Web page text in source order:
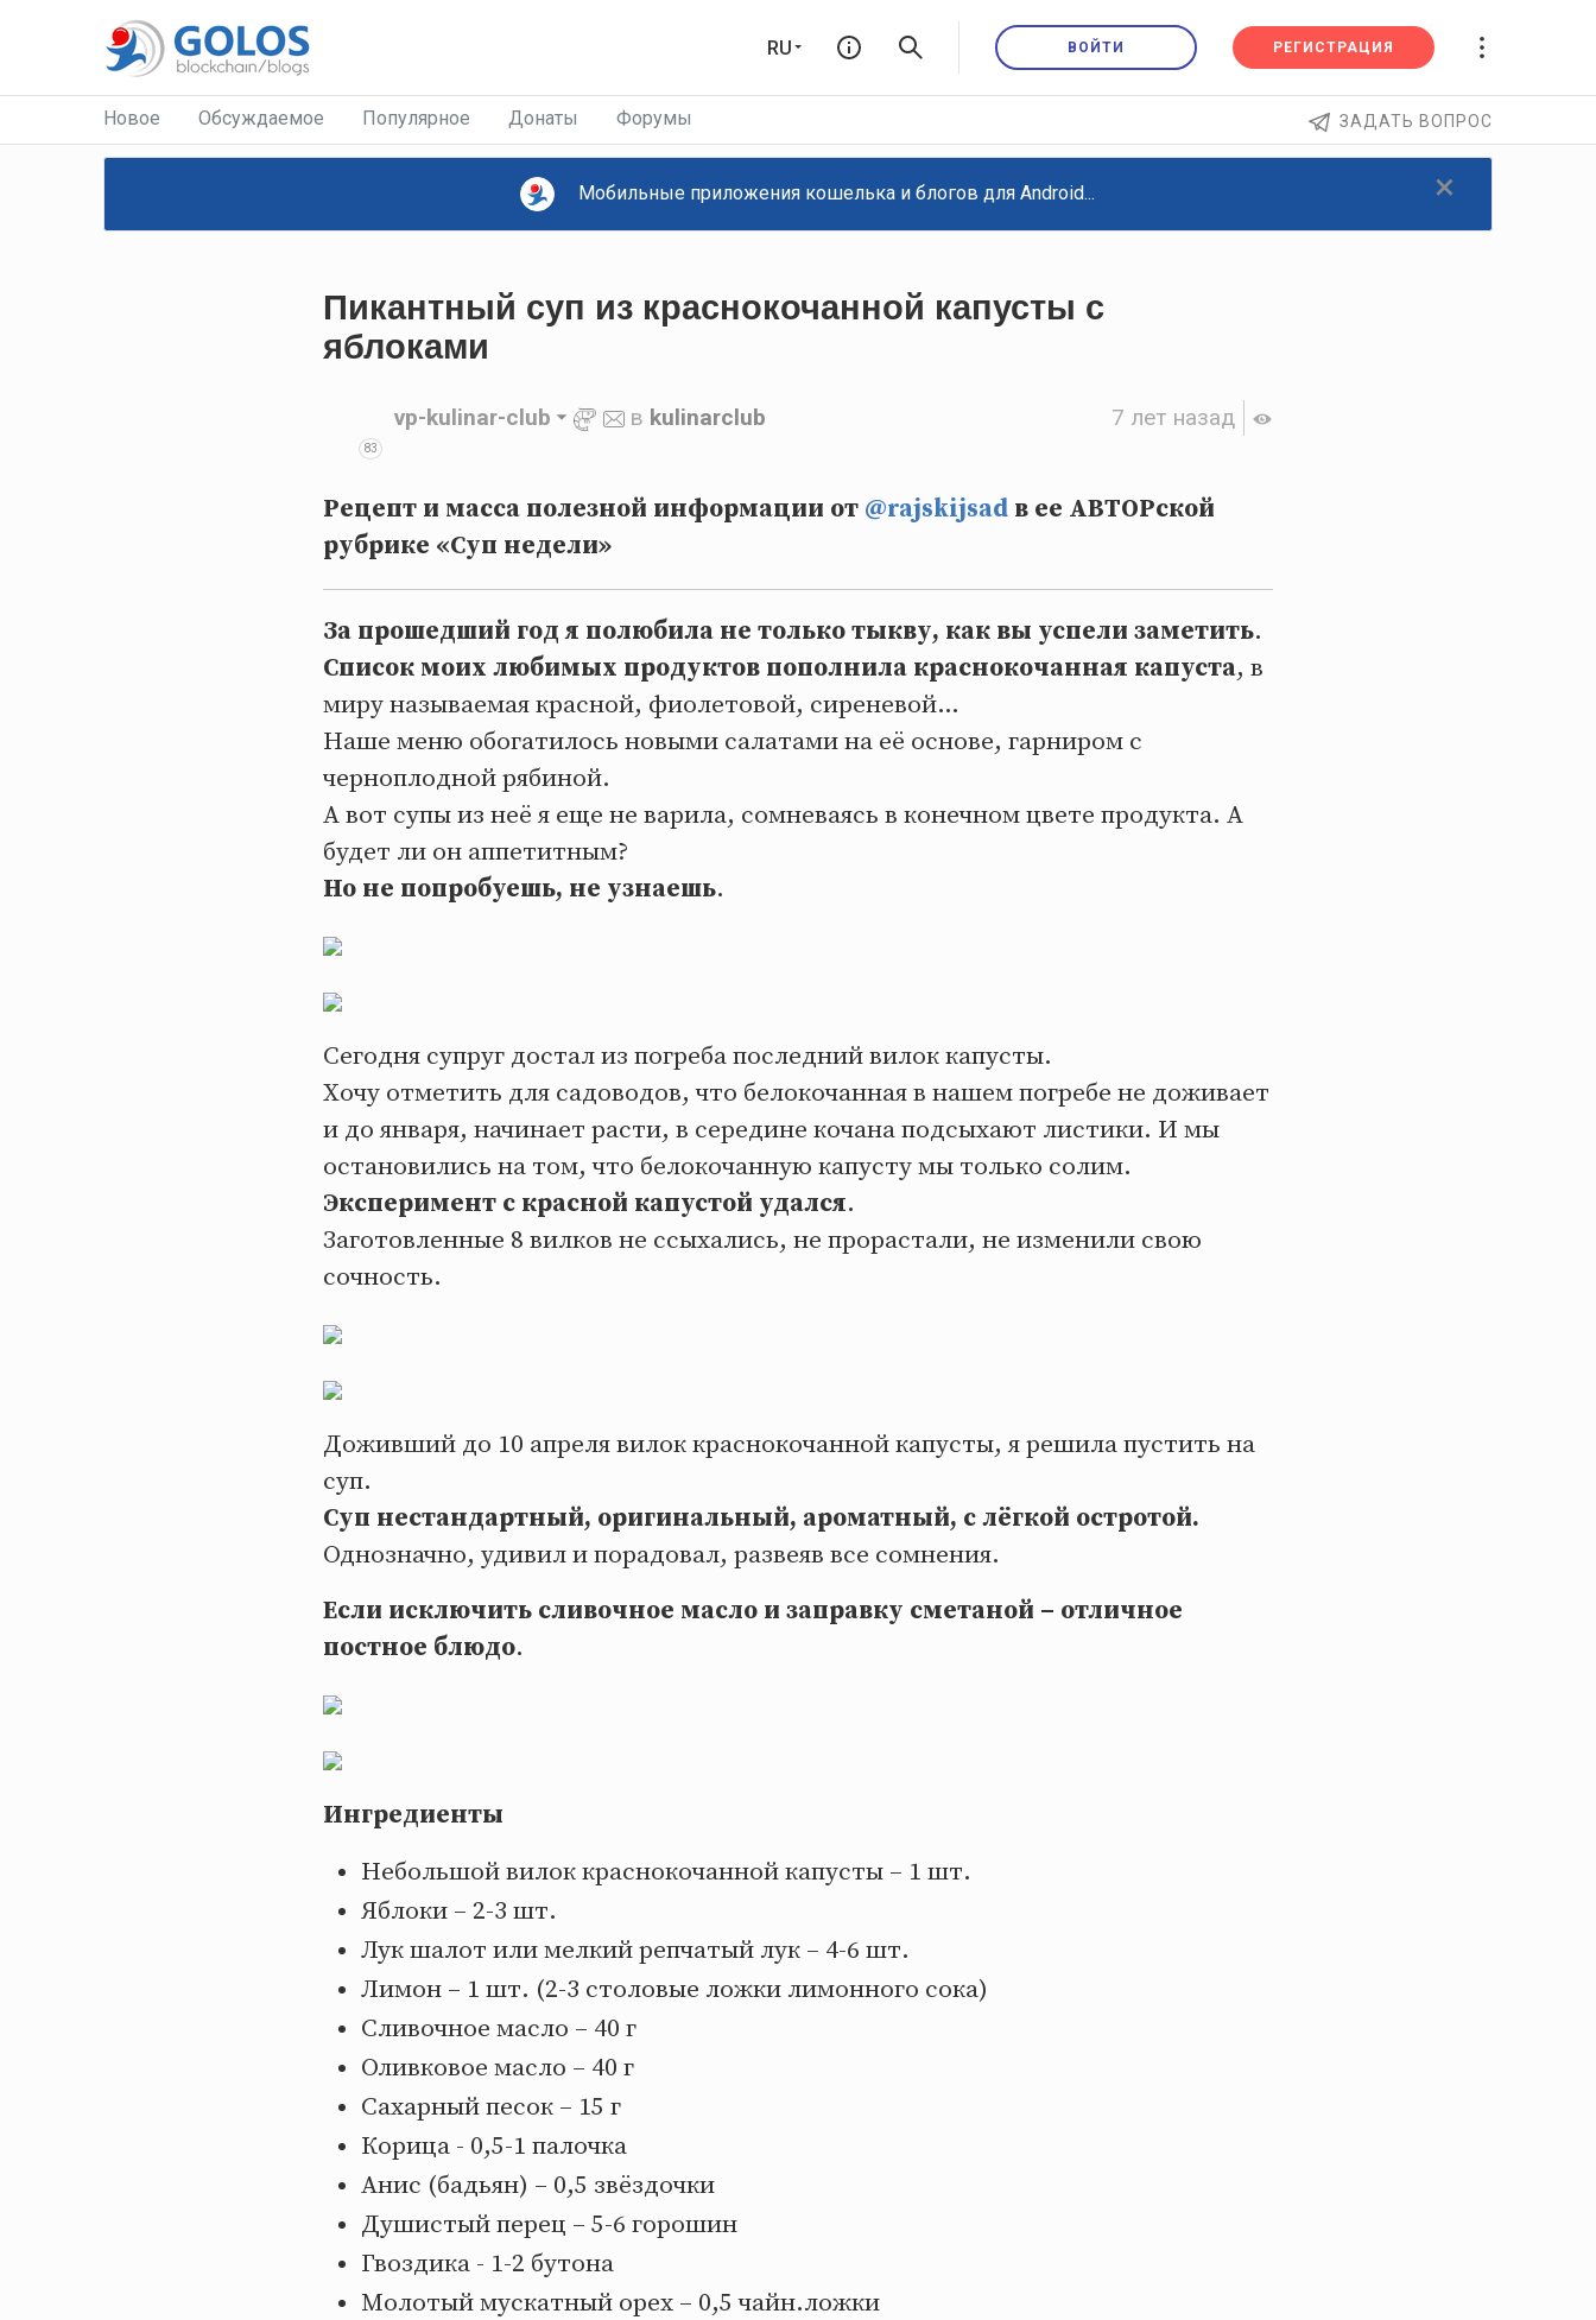
RU ВОЙТИ РЕГИСТРАЦИЯ
ЗАДАТЬ ВОПРОС
Новое Обсуждаемое Популярное Донаты Форумы
×
Мобильные приложения кошелька и блогов для Android...
Пикантный суп из краснокочанной капусты с
яблоками
7 лет назад
83
vp-kulinar-club в kulinarclub
Рецепт и масса полезной информации от @rajskijsad в ее АВТОРской
рубрике «Суп недели»
За прошедший год я полюбила не только тыкву, как вы успели заметить.
Список моих любимых продуктов пополнила краснокочанная капуста, в
миру называемая красной, фиолетовой, сиреневой…
Наше меню обогатилось новыми салатами на её основе, гарниром с
черноплодной рябиной.
А вот супы из неё я еще не варила, сомневаясь в конечном цвете продукта. А
будет ли он аппетитным?
Но не попробуешь, не узнаешь.
Сегодня супруг достал из погреба последний вилок капусты.
Хочу отметить для садоводов, что белокочанная в нашем погребе не доживает
и до января, начинает расти, в середине кочана подсыхают листики. И мы
остановились на том, что белокочанную капусту мы только солим.
Эксперимент с красной капустой удался.
Заготовленные 8 вилков не ссыхались, не прорастали, не изменили свою
сочность.
Доживший до 10 апреля вилок краснокочанной капусты, я решила пустить на
суп.
Суп нестандартный, оригинальный, ароматный, с лёгкой остротой.
Однозначно, удивил и порадовал, развеяв все сомнения.
Если исключить сливочное масло и заправку сметаной – отличное
постное блюдо.
Ингредиенты
Небольшой вилок краснокочанной капусты – 1 шт.
Яблоки – 2-3 шт.
Лук шалот или мелкий репчатый лук – 4-6 шт.
Лимон – 1 шт. (2-3 столовые ложки лимонного сока)
Сливочное масло – 40 г
Оливковое масло – 40 г
Сахарный песок – 15 г
Корица - 0,5-1 палочка
Анис (бадьян) – 0,5 звёздочки
Душистый перец – 5-6 горошин
Гвоздика - 1-2 бутона
Молотый мускатный орех – 0,5 чайн.ложки